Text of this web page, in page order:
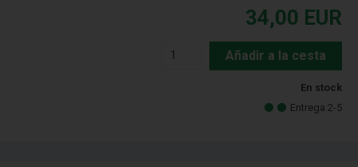
34,00 EUR
Añadir a la cesta
En stock
Entrega 2-5